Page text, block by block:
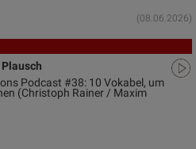
(08.06.2026)
Podcast #38: 10 Vokabel, um
(Christoph Rainer / Maxim